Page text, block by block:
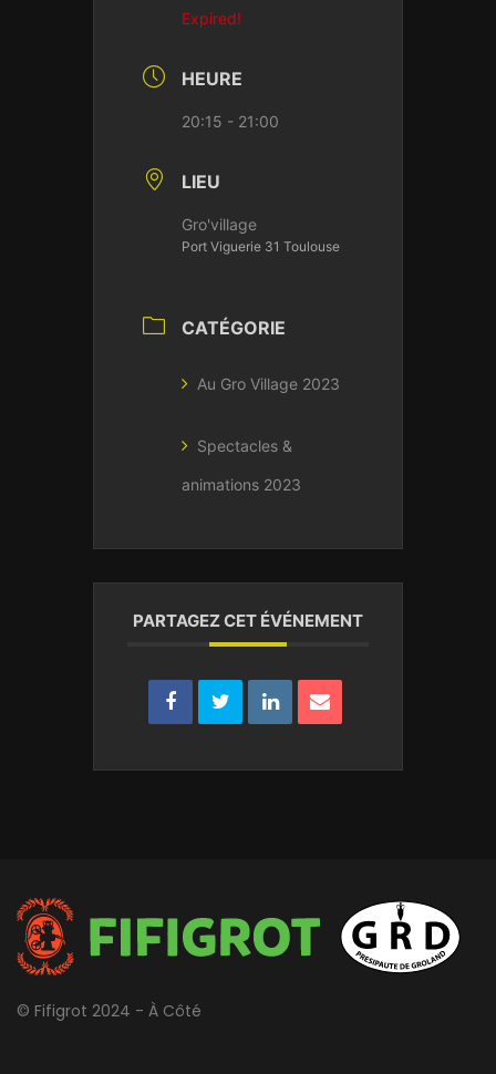
Expired!
HEURE
20:15 - 21:00
LIEU
Gro'village
Port Viguerie 31 Toulouse
CATÉGORIE
Au Gro Village 2023
Spectacles &
animations 2023
PARTAGEZ CET ÉVÉNEMENT
© Fifigrot 2024 - À Côté